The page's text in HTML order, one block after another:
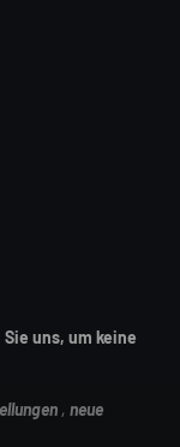
uns, um keine
, neue